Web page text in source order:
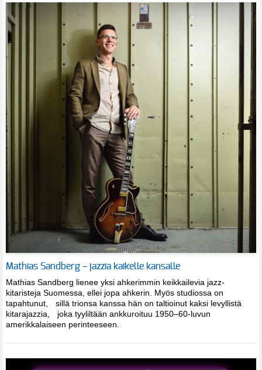
Mathias Sandberg – jazzia kaikelle kansalle
Mathias Sandberg lienee yksi ahkerimmin keikkailevia jazz-
kitaristeja Suomessa, ellei jopa ahkerin. Myös studiossa on
tapahtunut, sillä trionsa kanssa hän on taltioinut kaksi levyllistä
kitarajazzia, joka tyyliltään ankkuroituu 1950–60-luvun
amerikkalaiseen perinteeseen.